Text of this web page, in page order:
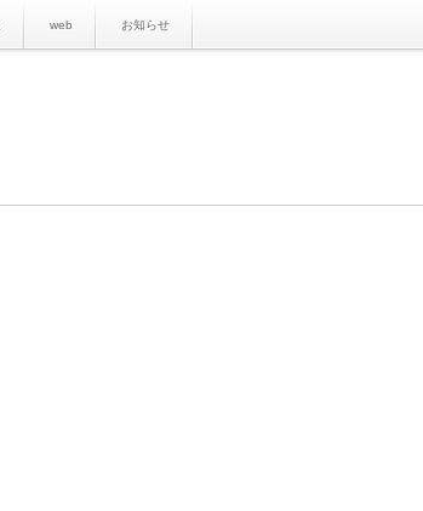
web お知らせ